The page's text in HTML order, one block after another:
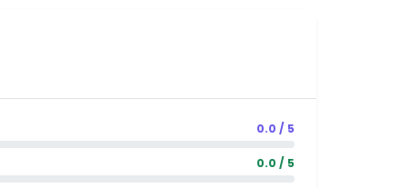
0.0 / 5
0.0 / 5